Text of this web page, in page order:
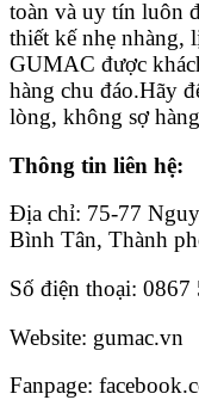
toàn và uy tín luôn
thiết kế nhẹ nhàng,
GUMAC được
hàng chu đáo.Hãy
lòng, không sợ
Thông tin liên hệ:
Địa chỉ: 75-77
Bình Tân, Thành
Số điện thoại: 0867
Website: gumac.vn
Fanpage: